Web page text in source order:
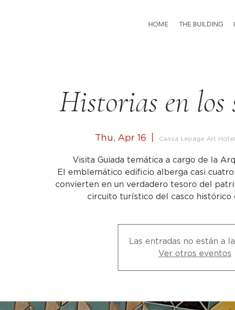
HOME THE BUILDING
Historias en los
Thu, Apr 16 Cassa Lepage Art
Visita Guiada temática a cargo de la
El emblemático edificio alberga casi
convierten en un verdadero tesoro del
circuito turístico del casco histórico
Las entradas no están a
Ver otros eventos